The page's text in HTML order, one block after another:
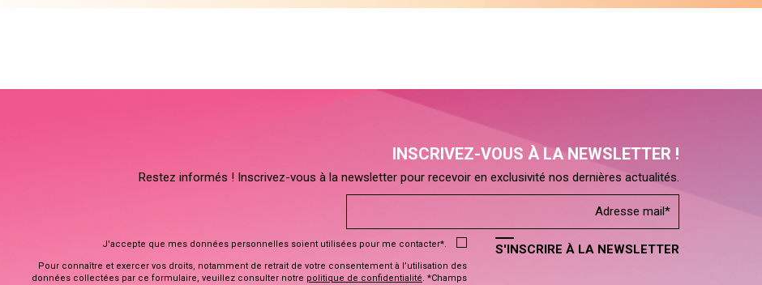
INSCRIVEZ-VOUS À LA NEWSLETTER !
Restez informés ! Inscrivez-vous à la newsletter pour recevoir en exclusivité nos dernières actualités.
J'accepte que mes données personnelles soient utilisées pour me contacter*.
Pour connaître et exercer vos droits, notamment de retrait de votre consentement à l’utilisation des
données collectées par ce formulaire, veuillez consulter notre politique de confidentialité. *Champs
S'INSCRIRE À LA NEWSLETTER